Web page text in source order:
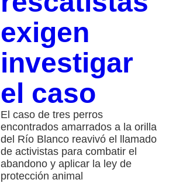
exigen
investigar
el caso
El caso de tres perros
encontrados amarrados a la orilla
del Río Blanco reavivó el llamado
de activistas para combatir el
abandono y aplicar la ley de
protección animal